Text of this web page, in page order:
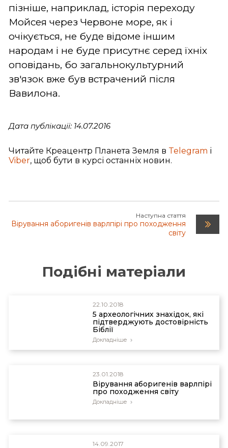
пізніше, наприклад, історія переходу
Мойсея через Червоне море, як і
очікується, не буде відоме іншим
народам і не буде присутнє серед їхніх
оповідань, бо загальнокультурний
зв'язок вже був встрачений після
Вавилона.
Дата публікації: 14.07.2016
Читайте Креацентр Планета Земля в Telegram і
Viber, щоб бути в курсі останніх новин.
Наступна стаття
Вірування аборигенів варлпірі про походження
світу
Подібні матеріали
22.10.2018
5 археологічних знахідок, які
підтверджують достовірність
Біблії
Докладніше
23.01.2018
Вірування аборигенів варлпірі
про походження світу
Докладніше
14.09.2017